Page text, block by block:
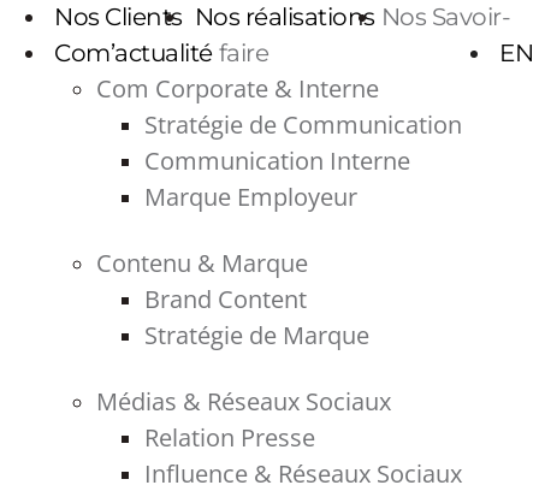
Nos Clients Nos réalisations
Com’actualité
EN
Nos Savoir-
faire
Com Corporate & Interne
Stratégie de Communication
Communication Interne
Marque Employeur
Contenu & Marque
Brand Content
Stratégie de Marque
Médias & Réseaux Sociaux
Relation Presse
Influence & Réseaux Sociaux